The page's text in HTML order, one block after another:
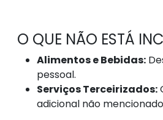
O QUE NÃO ESTÁ
Alimentos e Bebidas:
pessoal.
Serviços Terceirizados:
adicional não